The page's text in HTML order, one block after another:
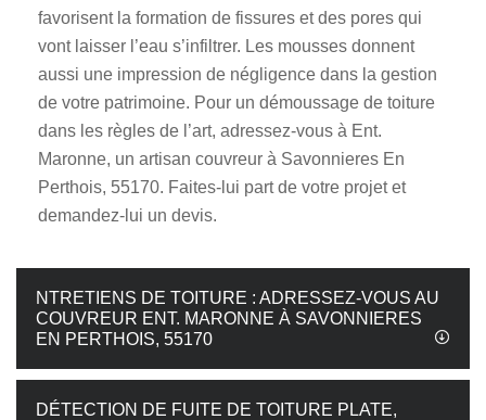
favorisent la formation de fissures et des pores qui
vont laisser l’eau s’infiltrer. Les mousses donnent
aussi une impression de négligence dans la gestion
de votre patrimoine. Pour un démoussage de toiture
dans les règles de l’art, adressez-vous à Ent.
Maronne, un artisan couvreur à Savonnieres En
Perthois, 55170. Faites-lui part de votre projet et
demandez-lui un devis.
NTRETIENS DE TOITURE : ADRESSEZ-VOUS AU
COUVREUR ENT. MARONNE À SAVONNIERES
EN PERTHOIS, 55170
DÉTECTION DE FUITE DE TOITURE PLATE,